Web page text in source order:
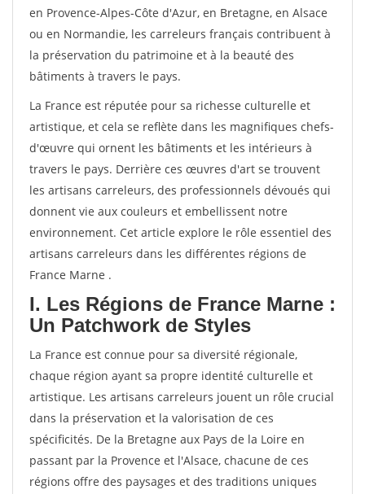
en Provence-Alpes-Côte d'Azur, en Bretagne, en Alsace
ou en Normandie, les carreleurs français contribuent à
la préservation du patrimoine et à la beauté des
bâtiments à travers le pays.
La France est réputée pour sa richesse culturelle et
artistique, et cela se reflète dans les magnifiques chefs-
d'œuvre qui ornent les bâtiments et les intérieurs à
travers le pays. Derrière ces œuvres d'art se trouvent
les artisans carreleurs, des professionnels dévoués qui
donnent vie aux couleurs et embellissent notre
environnement. Cet article explore le rôle essentiel des
artisans carreleurs dans les différentes régions de
France Marne .
I. Les Régions de France Marne :
Un Patchwork de Styles
La France est connue pour sa diversité régionale,
chaque région ayant sa propre identité culturelle et
artistique. Les artisans carreleurs jouent un rôle crucial
dans la préservation et la valorisation de ces
spécificités. De la Bretagne aux Pays de la Loire en
passant par la Provence et l'Alsace, chacune de ces
régions offre des paysages et des traditions uniques